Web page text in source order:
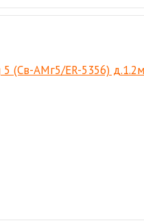
(Св-АМг5/ER-5356)